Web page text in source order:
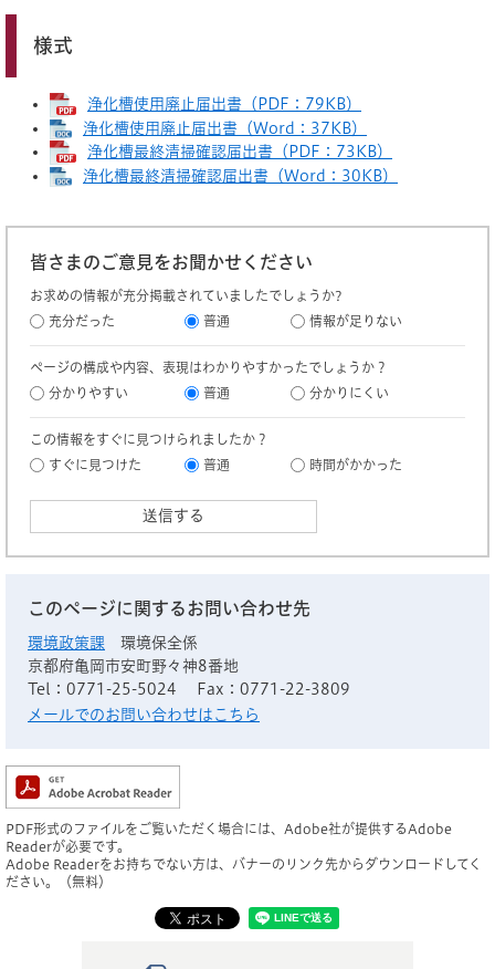
様式
浄化槽使用廃止届出書（PDF：79KB）
浄化槽使用廃止届出書（Word：37KB）
浄化槽最終清掃確認届出書（PDF：73KB）
浄化槽最終清掃確認届出書（Word：30KB）
皆さまのご意見をお聞かせください
お求めの情報が充分掲載されていましたでしょうか?
充分だった
普通 情報が足りない
ページの構成や内容、表現はわかりやすかったでしょうか？
分かりやすい
普通 分かりにくい
この情報をすぐに見つけられましたか？
すぐに見つけた
普通 時間がかかった
このページに関するお問い合わせ先
環境政策課
環境保全係
京都府亀岡市安町野々神8番地
Tel：0771-25-5024
Fax：0771-22-3809
メールでのお問い合わせはこちら
PDF形式のファイルをご覧いただく場合には、Adobe社が提供するAdobe
Readerが必要です。
Adobe Readerをお持ちでない方は、バナーのリンク先からダウンロードしてく
ださい。（無料）